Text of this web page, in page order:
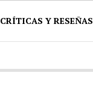
CRÍTICAS Y RESEÑAS